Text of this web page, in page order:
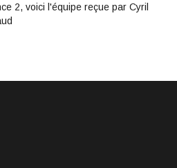
2, voici l'équipe reçue par Cyril